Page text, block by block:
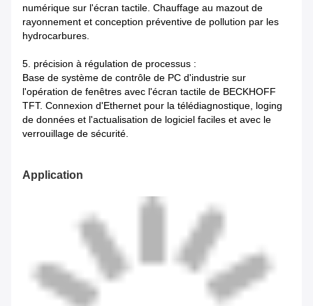
numérique sur l'écran tactile. Chauffage au mazout de
rayonnement et conception préventive de pollution par les
hydrocarbures.
5. précision à régulation de processus :
Base de système de contrôle de PC d'industrie sur
l'opération de fenêtres avec l'écran tactile de BECKHOFF
TFT. Connexion d'Ethernet pour la télédiagnostique, loging
de données et l'actualisation de logiciel faciles et avec le
verrouillage de sécurité.
Application